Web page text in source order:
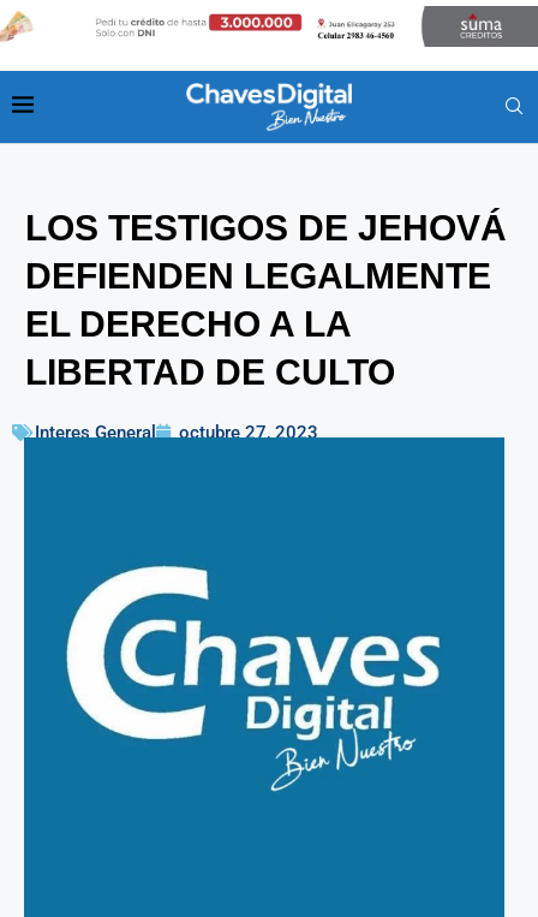
LOS TESTIGOS DE JEHOVÁ
DEFIENDEN LEGALMENTE
EL DERECHO A LA
LIBERTAD DE CULTO
Interes General octubre 27, 2023